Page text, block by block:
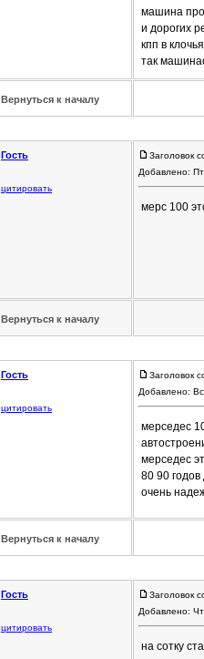
машина
и дорогих
кпп в
так
Вернуться к началу
Гость
цитировать
Заголовок
Добавлено:
мерс 100
Вернуться к началу
Гость
цитировать
Заголовок
Добавлено:
мерседес
мерседес
80 90
очень
Вернуться к началу
Гость
цитировать
Заголовок
Добавлено:
на сотку